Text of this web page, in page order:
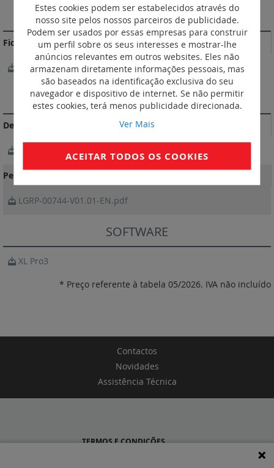
MAIS INFORMAÇÃO
Fichas Técnicas
FichaTécnica_F00193EN-02.pdf
DOCUMENTAÇÃO DE CONFORMIDADE
Declarações e certificados de conformidade
Perfil ambiental do produto
LGRP-00744-V01.01-EN.pdf
SOFTWARE
XL Pro3
* Preço referente à tabela 05/2026. IVA não incluído
Contactos
Novidades
Assistência Técnica
Estes cookies podem ser estabelecidos através do
nosso site pelos nossos parceiros de publicidade.
Podem ser usados por essas empresas para construir
um perfil sobre os seus interesses e mostrar-lhe
anúncios relevantes em outros websites. Eles não
armazenam diretamente informações pessoais, mas
são baseados na identificação exclusiva do seu
navegador e dispositivo de internet. Se não permitir
estes cookies, terá menos publicidade direcionada.
Ver Mais
ACEITAR TODOS OS COOKIES
TERMOS E CONDIÇÕES